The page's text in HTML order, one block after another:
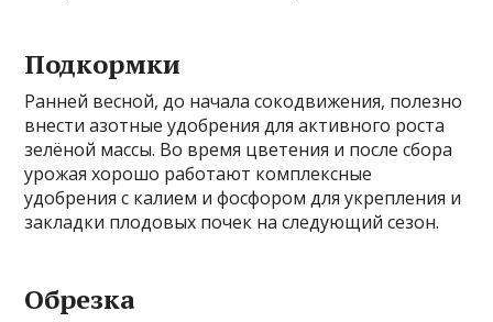
Подкормки
Ранней весной, до начала сокодвижения, полезно
внести азотные удобрения для активного роста
зелёной массы. Во время цветения и после сбора
урожая хорошо работают комплексные
удобрения с калием и фосфором для укрепления и
закладки плодовых почек на следующий сезон.
Обрезка